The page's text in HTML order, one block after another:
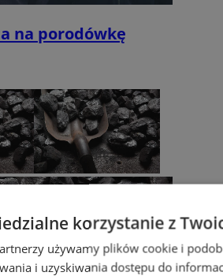
na porodówkę
korzystanie z
używamy plików cookie i
i uzyskiwania dostępu do